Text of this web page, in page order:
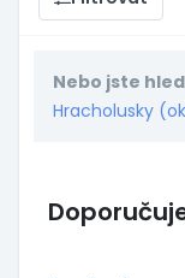
Nebo jste
Hracholusky